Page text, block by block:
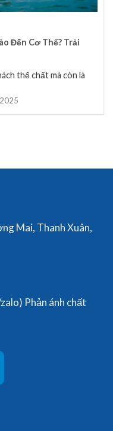
Đến Cơ Thể? Trải
thể chất mà còn là
Mai, Thanh Xuân,
Phản ánh chất